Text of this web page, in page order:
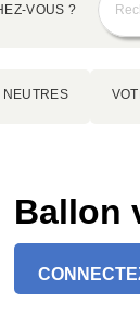
VOUS ?
Ballon